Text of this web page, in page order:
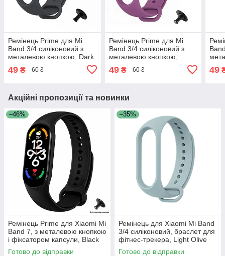
Ремінець Prime для Mi
Band 3/4 силіконовий з
металевою кнопкою, Dark
49 ₴ 60 ₴
Ремінець Prime для Mi
Band 3/4 силіконовий з
металевою кнопкою,
49₴ 60 ₴ 49
Акційні пропозиції та новинки
–46%
Ремінець Prime для Xiaomi Mi
Band 7, з металевою кнопкою
і фіксатором капсули, Black
(23)
Готово до відправки
–35%
Ремінець для Xiaomi Mi Band
3/4 силіконовий, браслет для
фітнес-трекера, Light Olive
Готово до відправки